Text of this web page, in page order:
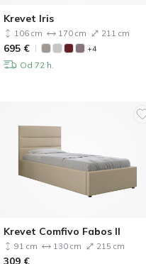
Krevet Iris
106 cm 170 cm 211 cm
695 € +4
Od 72 h.
Krevet Comfivo Fabos II
91 cm 130 cm 215 cm
309 €